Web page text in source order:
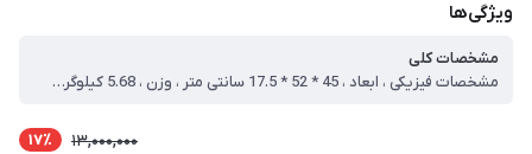
ویژگی‌ها
مشخصات کلی
مشخصات فیزیکی ، ابعاد ، 45 * 52 * 17.5 سانتی متر ، وزن ، 5.68 کیلوگرم ، پردازنده ی مرکزی ، .سازنده ی پردازنده ، Intel ، سری پردازنده ، Core i3 ، نوع حافظه ی RAM ، DDR3 ، حافظه ی داخلی. ، نوع حافظه ی داخلی ، HDD ، پردازنده ی گرافیکی. ، سازنده پردازنده گرافیکی ، Intel ، صفحه نمایش ، اندازه ی صفحه نمایش ، 27 اینج ، نوع صفحه نمايش ، LED-backlit display with IPS technology ، صفحه نمایش مات ، امکانات. ، مشخصات اسپیکر ، بلندگوهای داخلی استریو ، امکانات.کیبورد با نور پس زمینه ، ندارد ، امکانات.حسگر اثر انگشت ، ندارد ، امکانات.شبکه بی سیم Wi-Fi ، دارد ، توضیحات شبکه بی سیم Wi-Fi ، 802.11ac, 802.11b/g/n ، امکانات.پورت شبکه ی ethernet ، ندارد ، امکانات.پورت VGA ، ندارد ، امکانات.پورت HDMI ، ندارد ، امکانات.تعداد پورت USB 3.0 و بالاتر ، یک عدد ، امکانات.پورت USB Type_C ، ندارد ، امکانات.پورت Serial ، ندارد ، امکانات.بلوتوث ، دارد ، امکانات.پورت Thunderbolt ، دارد ، کاربری مالتی‌مدیا , باریک و سبک ، سایر مشخصات. ، سیستم عامل ، Apple Mac OS or Windows
13,000,000 17٪